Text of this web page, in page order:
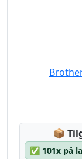
📦
✅ 101x på